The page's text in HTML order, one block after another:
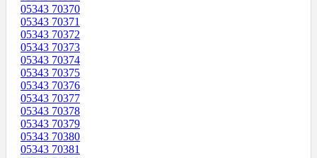
05343 70370
05343 70371
05343 70372
05343 70373
05343 70374
05343 70375
05343 70376
05343 70377
05343 70378
05343 70379
05343 70380
05343 70381